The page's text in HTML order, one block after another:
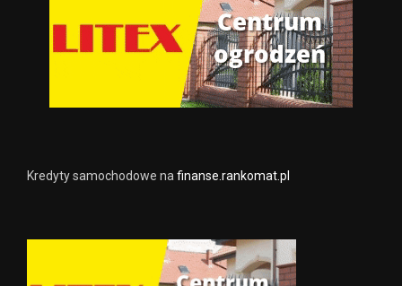
Kredyty samochodowe na finanse.rankomat.pl